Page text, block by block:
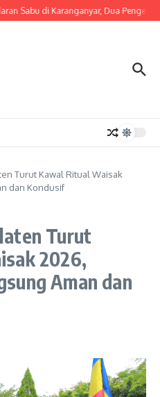
Sabu di Karanganyar, Dua
Turut Kawal Ritual Waisak
dan Kondusif
Turut
2026,
Aman dan